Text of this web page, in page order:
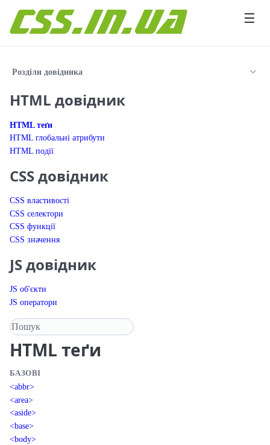
☰
Розділи довідника
HTML довідник
HTML теґи
HTML глобальні атрибути
HTML події
CSS довідник
CSS властивості
CSS селектори
CSS функції
CSS значення
JS довідник
JS об'єкти
JS оператори
Пошук у довіднику
HTML теґи
БАЗОВІ
<abbr>
<area>
<aside>
<base>
<body>